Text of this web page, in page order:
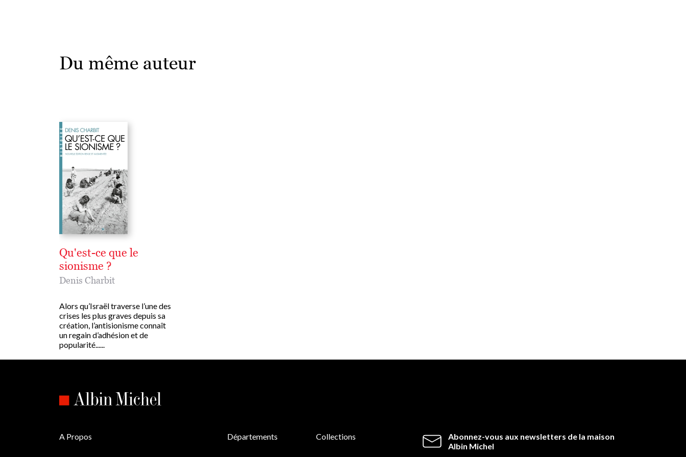
Du même auteur
Qu'est-ce que le
sionisme ?
Denis Charbit
Alors qu’Israël traverse l’une des
crises les plus graves depuis sa
création, l’antisionisme connaît
un regain d’adhésion et de
popularité......
Abonnez-vous aux newsletters de la maison
Albin Michel
A Propos Départements Collections